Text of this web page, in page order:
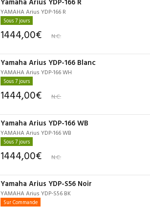
YAMAHA Arius YDP-166 R
Sous 7 jours
1444,00€ N.C.
Yamaha Arius YDP-166 Blanc
YAMAHA Arius YDP-166 WH
Sous 7 jours
1444,00€ N.C.
Yamaha Arius YDP-166 WB
YAMAHA Arius YDP-166 WB
Sous 7 jours
1444,00€ N.C.
Yamaha Arius YDP-S56 Noir
YAMAHA Arius YDP-S56 BK
Sur Commande